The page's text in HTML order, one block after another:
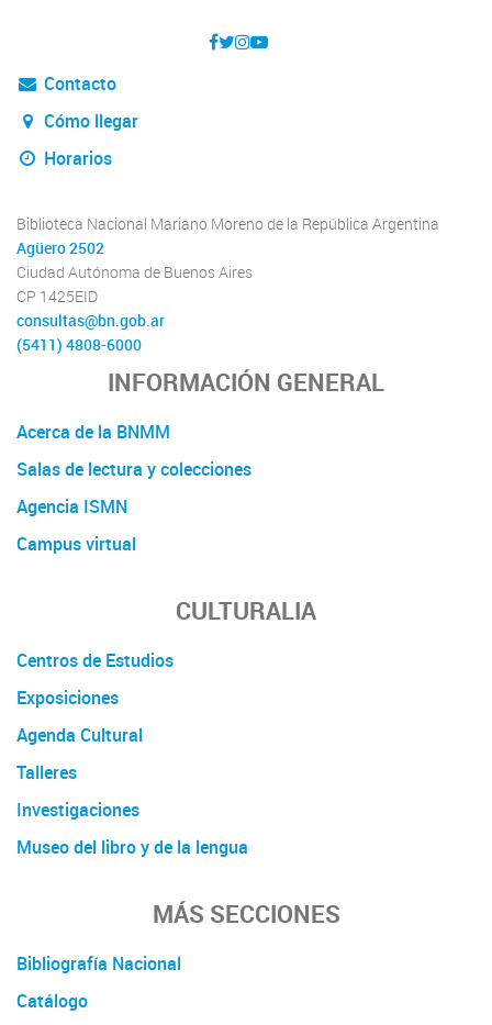
Contacto
Cómo llegar
Horarios
Biblioteca Nacional Mariano Moreno de la República Argentina
Agüero 2502
Ciudad Autónoma de Buenos Aires
CP 1425EID
consultas@bn.gob.ar
(5411) 4808-6000
INFORMACIÓN GENERAL
Acerca de la BNMM
Salas de lectura y colecciones
Agencia ISMN
Campus virtual
CULTURALIA
Centros de Estudios
Exposiciones
Agenda Cultural
Talleres
Investigaciones
Museo del libro y de la lengua
MÁS SECCIONES
Bibliografía Nacional
Catálogo